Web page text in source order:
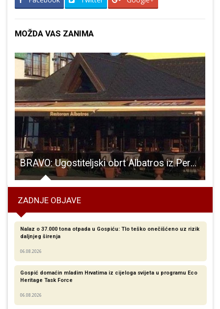
MOŽDA VAS ZANIMA
BRAVO: Ugostiteljski obrt Albatros iz Perušića nudi smještaj i hranu za 30 do 50 osoba s područja pogođenog potresom
ZADNJE OBJAVE
Nalaz o 37.000 tona otpada u Gospiću: Tlo teško onečišćeno uz rizik
daljnjeg širenja
06.08.2026
Gospić domaćin mladim Hrvatima iz cijeloga svijeta u programu Eco
Heritage Task Force
06.08.2026